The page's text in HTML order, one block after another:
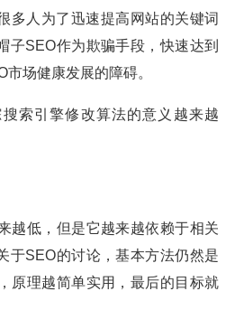
多人为了迅速提高网站的关键词
子SEO作为欺骗手段，快速达到
场健康发展的障碍。
索引擎修改算法的意义越来越
越低，但是它越来越依赖于相关
于SEO的讨论，基本方法仍然是
原理越简单实用，最后的目标就